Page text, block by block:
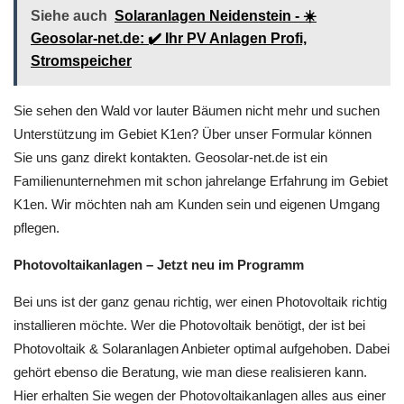
Siehe auch Solaranlagen Neidenstein - ☀️
Geosolar-net.de: ✔️ Ihr PV Anlagen Profi,
Stromspeicher
Sie sehen den Wald vor lauter Bäumen nicht mehr und suchen
Unterstützung im Gebiet K1en? Über unser Formular können
Sie uns ganz direkt kontakten. Geosolar-net.de ist ein
Familienunternehmen mit schon jahrelange Erfahrung im Gebiet
K1en. Wir möchten nah am Kunden sein und eigenen Umgang
pflegen.
Photovoltaikanlagen – Jetzt neu im Programm
Bei uns ist der ganz genau richtig, wer einen Photovoltaik richtig
installieren möchte. Wer die Photovoltaik benötigt, der ist bei
Photovoltaik & Solaranlagen Anbieter optimal aufgehoben. Dabei
gehört ebenso die Beratung, wie man diese realisieren kann.
Hier erhalten Sie wegen der Photovoltaikanlagen alles aus einer